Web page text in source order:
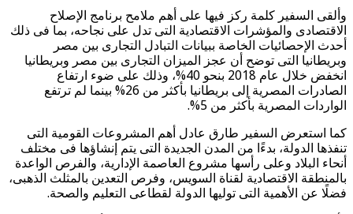
وألقى السفير كلمة ركز فيها على أهم ملامح برنامج الإصلاح
الاقتصادى والمؤشرات الاقتصادية التى تدل على نجاحه، بما فى ذلك
أحدث الإحصائيات الخاصة ببيانات التبادل التجارى بين مصر
وبريطانيا التى توضح أن عجز الميزان التجارى بين مصر وبريطانيا
انخفض خلال عام 2018 بنحو 40%، وذلك على ضوء ارتفاع
الصادرات المصرية إلى بريطانيا بأكثر من 26% بينما لم ترتفع
الواردات المصرية بأكثر من 5%.
كما استعرض السفير طارق عادل أهم المشروعات القومية التى
تنفذها الدولة، بدءًا من المدن الجديدة التى يتم إنشاؤها فى مختلف
أنحاء البلاد وعلى رأسها مشروع العاصمة الإدارية، والفرص الواعدة
بالمنطقة الاقتصادية لقناة السويس، وفرص التعدين بالمثلث الذهبى،
فضلًا عن الأهمية التى توليها الدولة لقطاعى التعليم والصحة.